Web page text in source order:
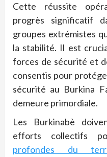
Cette réussite
progrès significatif
groupes extrémistes
la stabilité. Il est
forces de sécurité et
consentis pour
sécurité au Burkina
demeure primordiale.
Les Burkinabè
efforts collectifs
profondes du